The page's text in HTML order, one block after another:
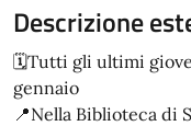
Descrizione
🗓️Tutti gli ultimi
gennaio
📍Nella Biblioteca di